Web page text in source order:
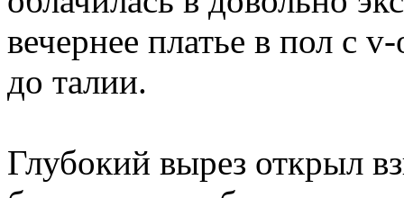
вечернее платье в пол с
до талии.
Глубокий вырез открыл